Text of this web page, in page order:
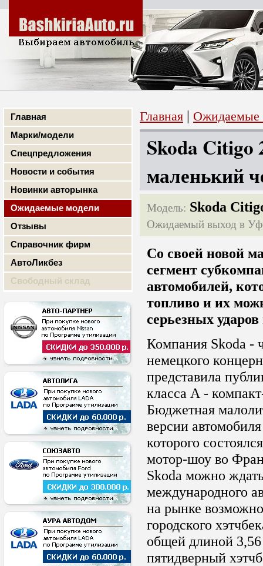
Главная
Марки/модели
Спецпредложения
Новости и события
Новинки авторынка
Ожидаемые модели
Отзывы
Справочник фирм
АвтоЛикбез
Свободный склад
Главная | Ожидаемые
Skoda
маленький
Модель: Skoda
Ожидаемый выход в
Со своей новой
сегмент
автомобилей,
топливо и их
серьезных
Компания Skoda -
немецкого
представила
класса А -
Бюджетная
версии
которого
мотор-шоу во
Skoda можно
международного
на рынке
городского
общей длиной
пятидверный